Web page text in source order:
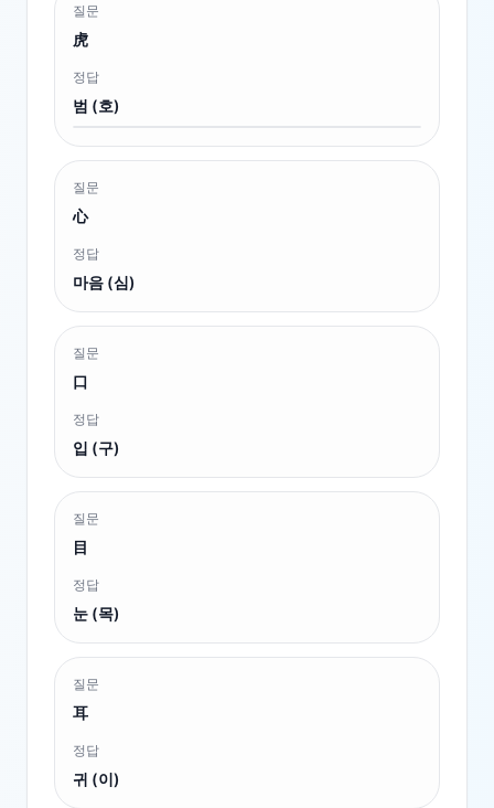
질문
虎
정답
범 (호)
질문
心
정답
마음 (심)
질문
口
정답
입 (구)
질문
目
정답
눈 (목)
질문
耳
정답
귀 (이)